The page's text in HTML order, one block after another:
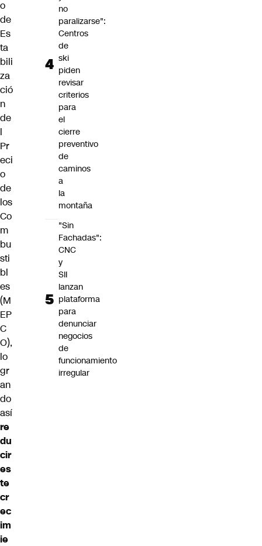
o
de
Es
ta
bili
za
ció
n
de
l
Pr
eci
o
de
los
Co
m
bu
sti
bl
es
(M
EP
C
O),
lo
gr
an
do
así
re
du
cir
es
te
cr
ec
im
ie
no
paralizarse":
Centros
de
ski
piden
revisar
criterios
para
el
cierre
preventivo
de
caminos
a
la
montaña
"Sin
Fachadas":
CNC
y
SII
lanzan
plataforma
para
denunciar
negocios
de
funcionamiento
irregular